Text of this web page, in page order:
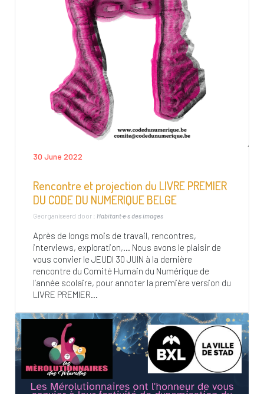
30 June 2022
Rencontre et projection du LIVRE PREMIER
DU CODE DU NUMERIQUE BELGE
Georganiseerd door : Habitant·e·s des images
Après de longs mois de travail, rencontres,
interviews, exploration,… Nous avons le plaisir de
vous convier le JEUDI 30 JUIN à la dernière
rencontre du Comité Humain du Numérique de
l’année scolaire, pour annoter la première version du
LIVRE PREMIER...